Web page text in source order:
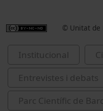
© Unitat de
Institucional
Entrevistes i debats
Parc Científic de